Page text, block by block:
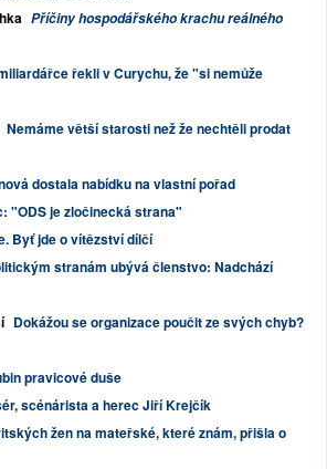
Příčiny hospodářského krachu reálného
řekli v Curychu, že "si nemůže
Nemáme větší starosti než že nechtěli prodat
dostala nabídku na vlastní pořad
"ODS je zločinecká strana"
Byť jde o vítězství dílčí
stranám ubývá členstvo: Nadchází
Dokážou se organizace poučit ze svých chyb?
pravicové duše
scénárista a herec Jiří Krejčík
žen na mateřské, které znám, přišla o